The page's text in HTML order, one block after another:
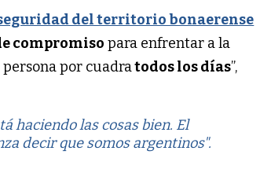
del territorio bonaerense
compromiso para enfrentar a la
por cuadratodos los días”,
haciendo las cosas bien. El
decir que somos argentinos".